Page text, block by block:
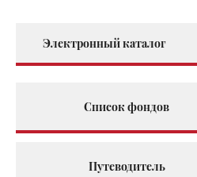
Электронный каталог
Список фондов
Путеводитель